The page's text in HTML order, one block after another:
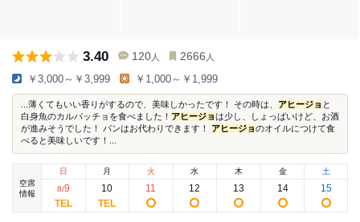
3.40 120 人 2666 人
￥3,000～￥3,999 ￥1,000～￥1,999
...薄くてもいい香りがするので、美味しかったです！ その時は、 アヒージョ と
白身魚のカルパッチョを食べました！ アヒージョは少し、しょっぱいけど、お酒
が進みそうでした！ パンはお代わりできます！ アヒージョのオイルにつけて食
べると美味しいです！...
空席
情報
日
8/9
月
10
火
11
水
12
木
13
金
14
土
15